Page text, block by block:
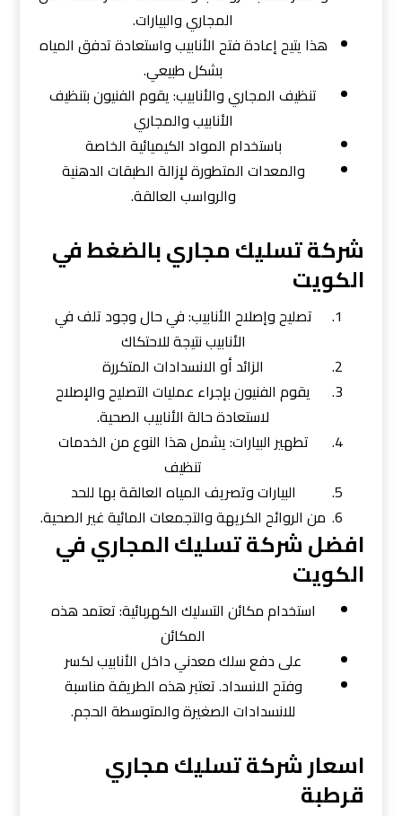
المجاري والبيارات.
هذا يتيح إعادة فتح الأنابيب واستعادة تدفق المياه
بشكل طبيعي.
تنظيف المجاري والأنابيب: يقوم الفنيون بتنظيف
الأنابيب والمجاري
باستخدام المواد الكيميائية الخاصة
والمعدات المتطورة لإزالة الطبقات الدهنية
والرواسب العالقة.
شركة تسليك مجاري بالضغط في
الكويت
تصليح وإصلاح الأنابيب: في حال وجود تلف في
الأنابيب نتيجة للاحتكاك
الزائد أو الانسدادات المتكررة
يقوم الفنيون بإجراء عمليات التصليح والإصلاح
لاستعادة حالة الأنابيب الصحية.
تطهير البيارات: يشمل هذا النوع من الخدمات
تنظيف
البيارات وتصريف المياه العالقة بها للحد
من الروائح الكريهة والتجمعات المائية غير الصحية.
افضل شركة تسليك المجاري في
الكويت
استخدام مكائن التسليك الكهربائية: تعتمد هذه
المكائن
على دفع سلك معدني داخل الأنابيب لكسر
وفتح الانسداد. تعتبر هذه الطريقة مناسبة
للانسدادات الصغيرة والمتوسطة الحجم.
اسعار شركة تسليك مجاري
قرطبة